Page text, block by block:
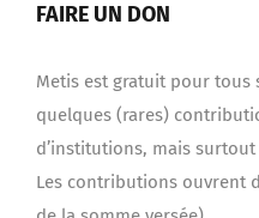
FAIRE UN DON
Metis est gratuit pour tous
quelques (rares)
d’institutions, mais
Les contributions ouvrent